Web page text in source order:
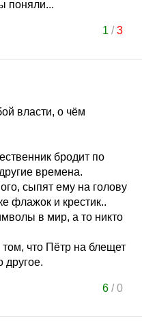
поняли...
1 /3
власти, о чём
бродит по
времена.
сыпят ему на голову
флажок и крестик..
в мир, а то никто
что Пётр на блещет
другое.
6/0